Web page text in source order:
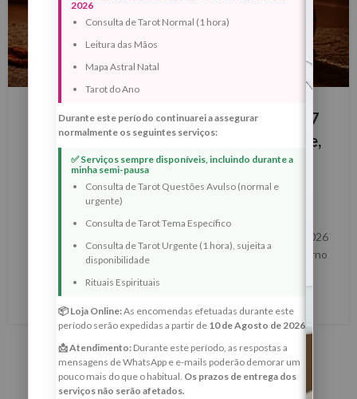
Lua Nova com Eclipse Solar Anular – 17
de Fevereiro de 2026 – Ritual de Corte,
Renascimento e Reposicionamento
Interno
Lua Nova com Eclipse Solar Anular – 17 de Fevereiro de 2026
Ritual de Corte, Renascimento e Reposicionamento Interno
2026
Consulta de Tarot Normal (1 hora)
Leitura das Mãos
Mapa Astral Natal
Tarot do Ano
Durante este período continuarei a assegurar
normalmente os seguintes serviços:
✅ Serviços sempre disponíveis, incluindo durante a
minha semi-pausa
Consulta de Tarot Questões Avulso (normal e
urgente)
Consulta de Tarot Tema Específico
Consulta de Tarot Urgente (1 hora), sujeita a
disponibilidade
Rituais Espirituais
📦 Loja Online:As encomendas efetuadas durante este
período serão expedidas a partir de 10 de Agosto de 2026.
📩 Atendimento:Durante este período, as respostas a
mensagens de WhatsApp e e-mails poderão demorar um
pouco mais do que o habitual. Os prazos de entrega dos
serviços não serão afetados.